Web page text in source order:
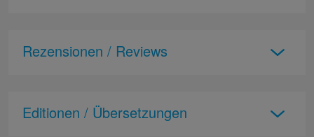
Rezensionen / Reviews
Editionen / Übersetzungen